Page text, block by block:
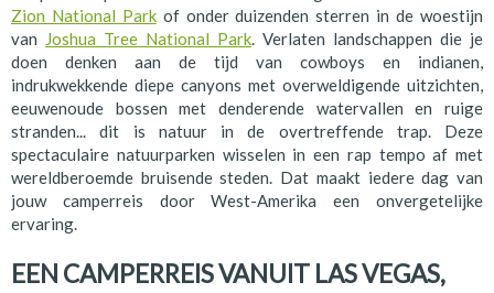
Zion National Parkof onder duizenden sterren in de woestijn
van Joshua Tree National Park. Verlaten landschappen die je
doen denken aan de tijd van cowboys en indianen,
indrukwekkende diepe canyons met overweldigende uitzichten,
eeuwenoude bossen met denderende watervallen en ruige
stranden... dit is natuur in de overtreffende trap. Deze
spectaculaire natuurparken wisselen in een rap tempo af met
wereldberoemde bruisende steden. Dat maakt iedere dag van
jouw camperreis door West-Amerika een onvergetelijke
ervaring.
EEN CAMPERREIS VANUIT LAS VEGAS,